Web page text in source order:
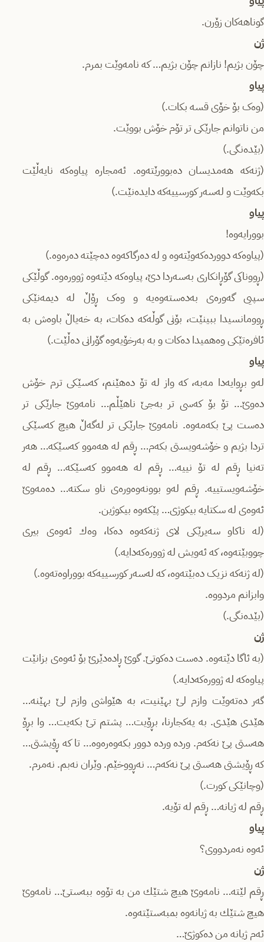
گوناهەکان زۆرن.
ژن
چۆن بژیم! نازانم چۆن بژیم… کە نامەوێت بمرم.
پیاو
(وەک بۆ خۆی قسە بکات.)
من ناتوانم جارێکی تر تۆم خۆش بووێت.
(بێدەنگی.)
(ژنەکە هەمدیسان دەبوورێتەوە. ئەمجارە پیاوەکە نایەڵێت
بکەوێت و لەسەر کورسییەکە دایدەنێت.)
پیاو
بوورایەوە!
(پیاوەکە دووردەکەوێتەوە و لە دەرگاکەوە دەچێتە دەرەوە.)
(ڕووناکی گۆڕانکاری بەسەردا دێ، پیاوەکە دێتەوە ژوورەوە. گوڵێکی
سپیی گەورەی بەدەستەوەیە و وەک ڕۆڵ لە دیمەنێکی
ڕوومانسیدا ببینێت، بۆنی گوڵەکە دەکات، بە خەیاڵ باوەش بە
ئافرەتێکی وەهمیدا دەکات و بە بەرخۆیەوە گۆرانی دەڵێت.)
پیاو
لەو بڕوایەدا مەبە، کە واز لە تۆ دەهێنم، کەسێکی ترم خۆش
دەوێ… تۆ بۆ کەسی تر بەجێ ناهێڵم… نامەوێ جارێکی تر
دەست پێ بکەمەوە. نامەوێ جارێکی تر لەگەڵ هیچ کەسێکی
تردا بژیم و خۆشەویستی بکەم… ڕقم لە هەموو کەسێکە… هەر
تەنیا ڕقم لە تۆ نییە… ڕقم لە هەموو کەسێکە… ڕقم لە
خۆشەویستییە. ڕقم لەو بوونەوەورەی ناو سکتە… دەمەوێ
ئەوەی لە سکتایە بیکوژی… پێکەوە بیکوژین.
(لە ناکاو سەیرێکی لای ژنەکەوە دەکا، وەك ئەوەی بیری
چووبێتەوە، کە ئەویش لە ژوورەکەدایە.)
(لە ژنەکە نزیک دەبێتەوە، کە لەسەر کورسییەکە بووراوەتەوە.)
وابزانم مردووە.
(بێدەنگی.)
ژن
(بە ئاگا دێتەوە. دەست دەکوتێ. گوێ ڕاده‌دێرێ بۆ ئەوەی بزانێت
پیاوەکە لە ژوورەکەدایە.)
گەر دەتەوێت وازم لێ بهێنیت، بە هێواشی وازم لێ بهێنە…
هێدی هێدی. بە یەکجارنا، بڕۆیت… پشتم تێ بکەیت… وا بڕۆ
هەستی پێ نەکەم. وردە وردە دوور بکەوەرەوە… تا کە ڕۆیشتی…
کە ڕۆیشتی هەستی پێ نەکەم… نەڕووخێم. وێران نەبم. نەمرم.
(وچانێکی کورت.)
ڕقم لە ژیانە… ڕقم لە تۆیە.
پیاو
ئەوە نەمردووی؟
ژن
ڕقم لێتە… نامەوێ هیچ شتێك من به‌ تۆوه‌ ببه‌ستێ… نامەوێ
هیچ شتێك بە ژیانەوە بمبەستێتەوە.
ئەم ژیانە من دەکوژێ…